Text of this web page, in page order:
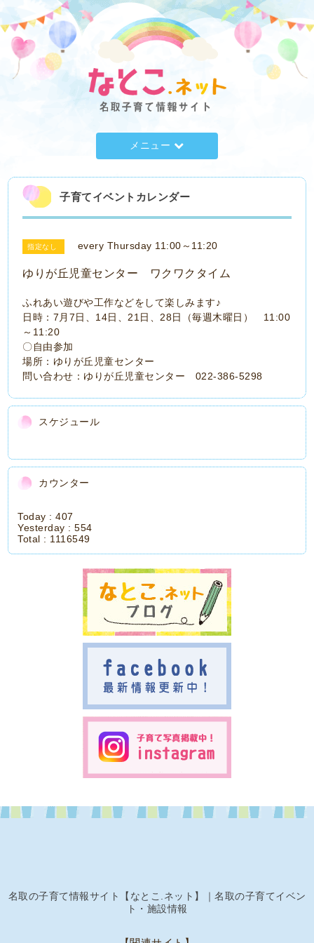
メニュー
子育てイベントカレンダー
指定なし every Thursday 11:00～11:20
ゆりが丘児童センター ワクワクタイム
ふれあい遊びや工作などをして楽しみます♪
日時：7月7日、14日、21日、28日（毎週木曜日） 11:00
～11:20
〇自由参加
場所：ゆりが丘児童センター
問い合わせ：ゆりが丘児童センター 022-386-5298
スケジュール
カウンター
Today :407
Yesterday :554
Total : 1116549
名取の子育て情報サイト【なとこ.ネット】｜名取の子育てイベン
ト・施設情報